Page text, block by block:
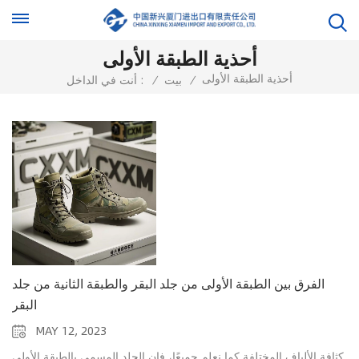
أحذية الطبقة الأولى
أنت في الداخل : / بيت / أحذية الطبقة الأولى
الفرق بين الطبقة الأولى من جلد البقر والطبقة الثانية من جلد
البقر
MAY 12, 2023